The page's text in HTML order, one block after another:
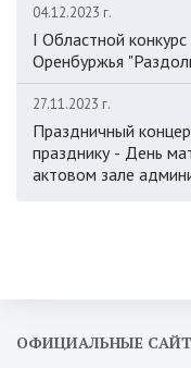
04.12.2023 г.
I Областной
Оренбуржья
27.11.2023 г.
Праздничный
празднику - День
актовом зале
ОФИЦИАЛЬНЫЕ